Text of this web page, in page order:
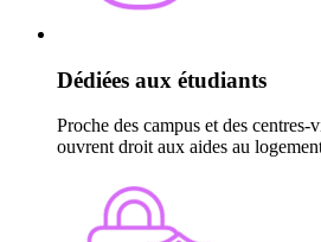
Dédiées aux étudiants
Proche des campus et des
ouvrent droit aux aides au